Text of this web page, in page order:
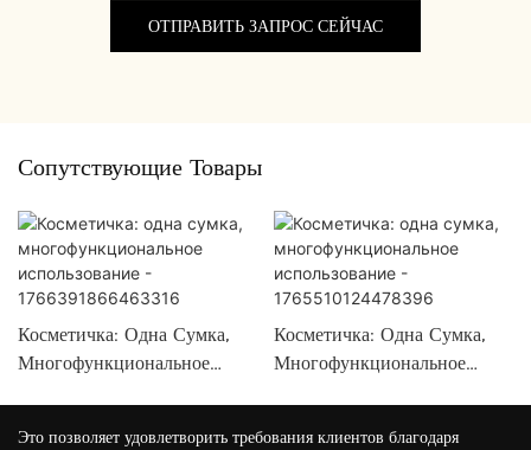
ОТПРАВИТЬ ЗАПРОС СЕЙЧАС
Сопутствующие Товары
Косметичка: Одна Сумка,
Многофункциональное
Косметичка: Одна Сумка,
Многофункциональное
Это позволяет удовлетворить требования клиентов благодаря